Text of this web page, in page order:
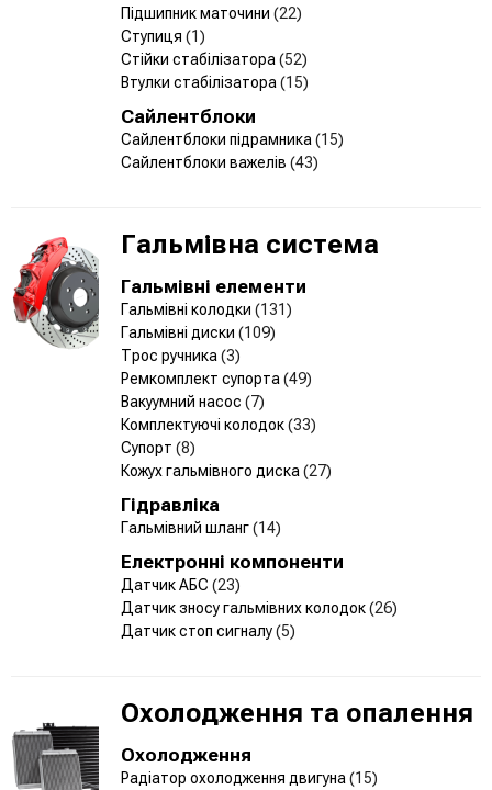
Підшипник маточини (22)
Ступиця (1)
Стійки стабілізатора (52)
Втулки стабілізатора (15)
Сайлентблоки
Сайлентблоки підрамника (15)
Сайлентблоки важелів (43)
Гальмівна система
Гальмівні елементи
Гальмівні колодки (131)
Гальмівні диски (109)
Трос ручника (3)
Ремкомплект супорта (49)
Вакуумний насос (7)
Комплектуючі колодок(33)
Супорт (8)
Кожух гальмівного диска (27)
Гідравліка
Гальмівний шланг(14)
Електронні компоненти
Датчик АБС (23)
Датчик зносу гальмівних колодок(26)
Датчик стоп сигналу(5)
Охолодження та опалення
Охолодження
Радіатор охолодження двигуна (15)